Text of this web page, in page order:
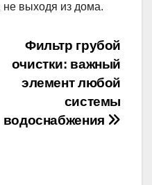
не выходя из дома.
Фильтр грубой
очистки: важный
элемент любой
системы
водоснабжения